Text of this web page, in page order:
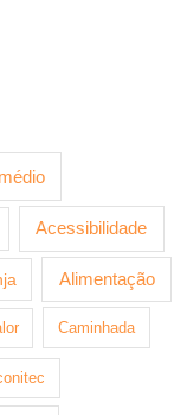
Acessibilidade
Alimentação
Caminhada